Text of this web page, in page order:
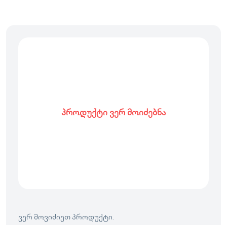
პროდუქტი ვერ მოიძებნა
ვერ მოვიძიეთ პროდუქტი.